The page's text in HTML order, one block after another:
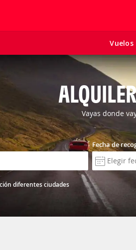
Vuelos
Vayas donde
diferentes ciudades
Fecha de